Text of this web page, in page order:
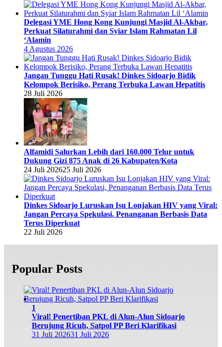
Delegasi YME Hong Kong Kunjungi Masjid Al-Akbar,
Perkuat Silaturahmi dan Syiar Islam Rahmatan Lil
‘Alamin
4 Agustus 2026
Jangan Tunggu Hati Rusak! Dinkes Sidoarjo Bidik
Kelompok Berisiko, Perang Terbuka Lawan Hepatitis
28 Juli 2026
Alfamidi Salurkan Lebih dari 160.000 Telur untuk
Dukung Gizi 875 Anak di 26 Kabupaten/Kota
24 Juli 202625 Juli 2026
Dinkes Sidoarjo Luruskan Isu Lonjakan HIV yang Viral:
Jangan Percaya Spekulasi, Penanganan Berbasis Data
Terus Diperkuat
22 Juli 2026
Popular Posts
1
Viral! Penertiban PKL di Alun-Alun Sidoarjo
Berujung Ricuh, Satpol PP Beri Klarifikasi
31 Juli 202631 Juli 2026